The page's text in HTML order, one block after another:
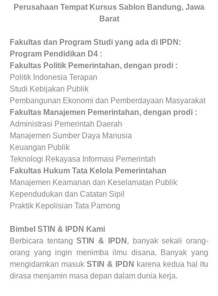
Perusahaan Tempat Kursus Sablon Bandung, Jawa
Barat
Fakultas dan Program Studi yang ada di IPDN :
Program Pendidikan D4 :
Fakultas Politik Pemerintahan, dengan prodi :
Politik Indonesia Terapan
Studi Kebijakan Publik
Pembangunan Ekonomi dan Pemberdayaan Masyarakat
Fakultas Manajemen Pemerintahan, dengan prodi :
Administrasi Pemerintah Daerah
Manajemen Sumber Daya Manusia
Keuangan Publik
Teknologi Rekayasa Informasi Pemerintah
Fakultas Hukum Tata Kelola Pemerintahan
Manajemen Keamanan dan Keselamatan Publik
Kependudukan dan Catatan Sipil
Praktik Kepolisian Tata Pamong
Bimbel STIN & IPDN Kami
Berbicara tentangSTIN & IPDN , banyak sekali orang-
orang yang ingin menimba ilmu disana. Banyak yang
mengidamkan masuk STIN & IPDN karena kedua hal itu
dirasa menjamin masa depan dalam dunia kerja.